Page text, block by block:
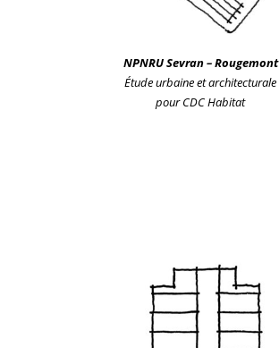
NPNRU Sevran– Rougemont
Étude urbaine et architecturale
pour CDC Habitat